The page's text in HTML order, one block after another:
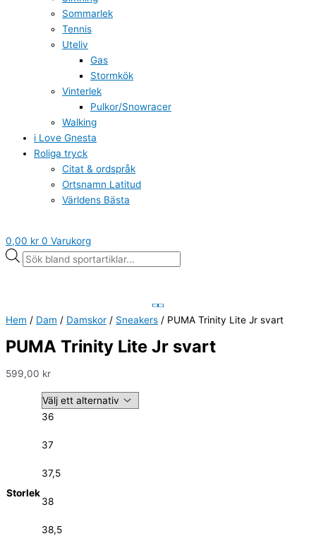
Sommarlek
Tennis
Uteliv
Gas
Stormkök
Vinterlek
Pulkor/Snowracer
Walking
i Love Gnesta
Roliga tryck
Citat & ordspråk
Ortsnamn Latitud
Världens Bästa
0,00 kr 0 Varukorg
Hem / Dam / Damskor / Sneakers / PUMA Trinity Lite Jr svart
PUMA Trinity Lite Jr svart
599,00 kr
Storlek
36
37
37,5
38
38,5